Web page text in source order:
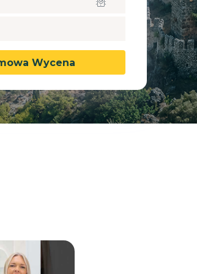
JANINE